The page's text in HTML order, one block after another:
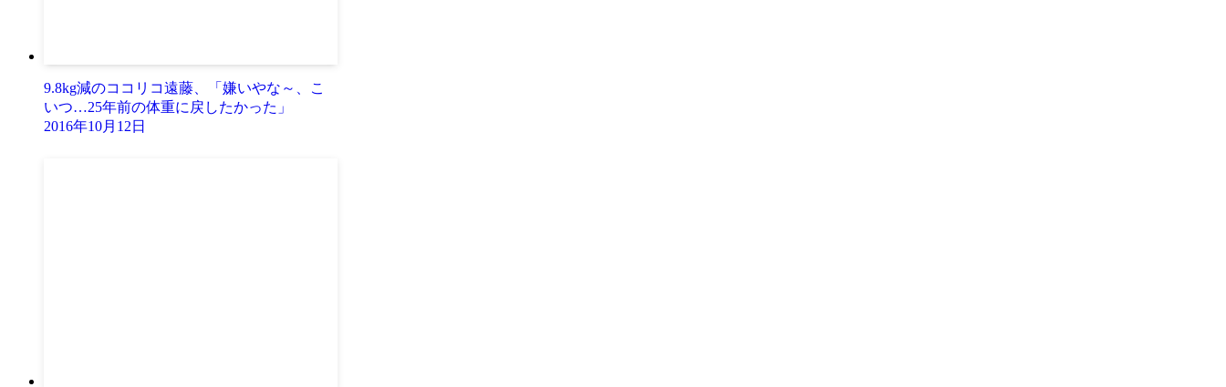
9.8kg減のココリコ遠藤、「嫌いやな～、こ
いつ…25年前の体重に戻したかった」
2016年10月12日